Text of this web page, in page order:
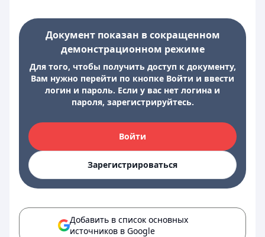
Документ показан в сокращенном
демонстрационном режиме
Для того, чтобы получить доступ к документу,
Вам нужно перейти по кнопке Войти и ввести
логин и пароль. Если у вас нет логина и
пароля, зарегистрируйтесь.
Войти
Зарегистрироваться
Добавить в список основных
источников в Google